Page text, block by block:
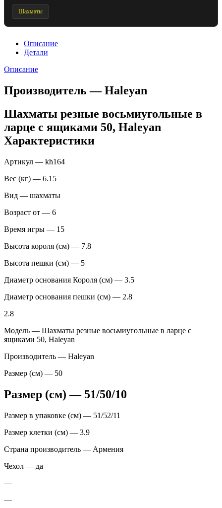
Шахматы
Описание
Детали
Описание
Производитель — Haleyan
Шахматы резные восьмиугольные в
ларце с ящиками 50, Haleyan
Характеристики
Артикул — kh164
Вес (кг) — 6.15
Вид — шахматы
Возраст от — 6
Время игры — 15
Высота короля (см) — 7.8
Высота пешки (см) — 5
Диаметр основания Короля (см) — 3.5
Диаметр основания пешки (см) — 2.8
2.8
Модель — Шахматы резные восьмиугольные в ларце с
ящиками 50, Haleyan
Производитель — Haleyan
Размер (см) — 50
Размер (см) — 51/50/10
Размер в упаковке (см) — 51/52/11
Размер клетки (см) — 3.9
Страна производитель — Армения
Чехол — да
—
—